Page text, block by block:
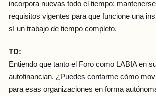
incorpora nuevas todo el tiempo;
requisitos vigentes para que funcione una
sí un trabajo de tiempo completo.
TD:
Entiendo que tanto el Foro como LABIA en
autofinancian. ¿Puedes contarme cómo
para esas organizaciones en forma